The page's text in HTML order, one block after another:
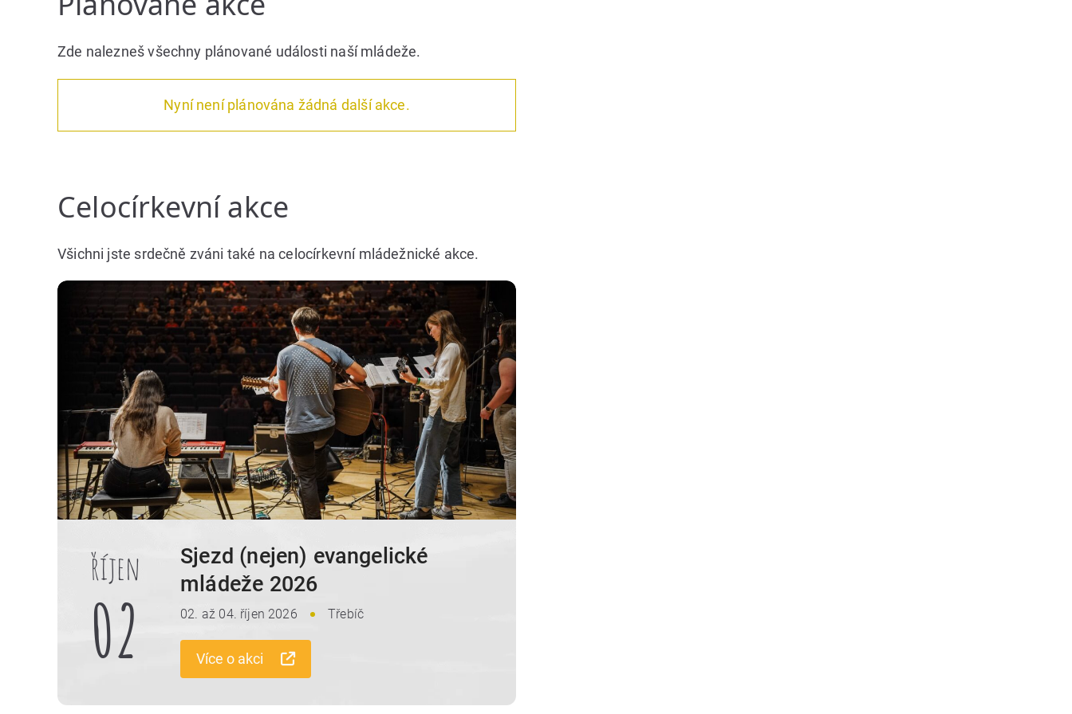
Zde nalezneš všechny plánované události naší mládeže.
Nyní není plánována žádná další akce.
Celocírkevní akce
Všichni jste srdečně zváni také na celocírkevní mládežnické akce.
říjen
02
Sjezd (nejen) evangelické
mládeže 2026
02. až 04. říjen 2026 Třebíč
Více o akci